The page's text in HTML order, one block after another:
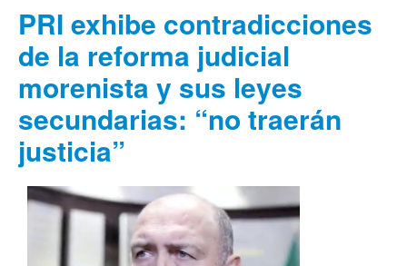
PRI exhibe contradicciones
de la reforma judicial
morenista y sus leyes
secundarias: “no traerán
justicia”